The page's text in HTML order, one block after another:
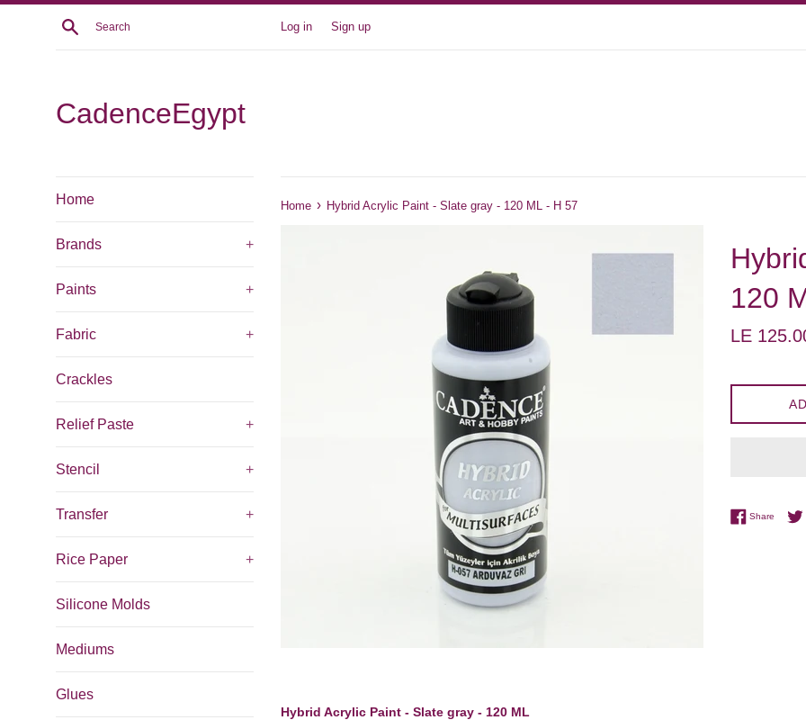
Skip
Search Log in Sign up
CadenceEgypt
Home
Brands +
Paints +
Fabric +
Crackles
Relief Paste +
Stencil +
Transfer +
Rice Paper +
Silicone Molds
Mediums
Glues
Home › Hybrid Acrylic Paint - Slate gray - 120 ML - H 57
120
Regular
LE
Share Share
Hybrid Acrylic Paint - Slate gray - 120 ML